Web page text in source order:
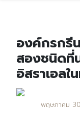
องค์กรก
สองชนิดที่
อิสราเอลใ
พฤษภาคม